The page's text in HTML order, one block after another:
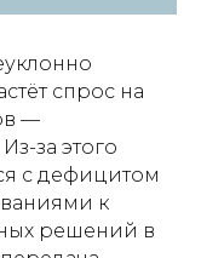
спрос на
—
за этого
с дефицитом
к
решений в